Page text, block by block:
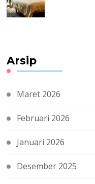
Arsip
Maret 2026
Februari 2026
Januari 2026
Desember 2025